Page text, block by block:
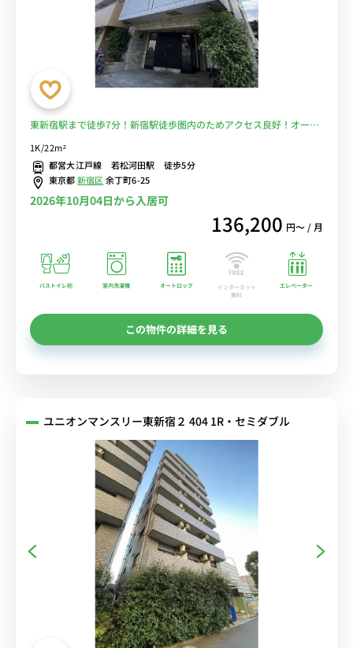
東新宿駅まで徒歩7分！新宿駅徒歩圏内のためアクセス良好！オート
Wi-Fi格安レンタル中！
1K/22m²
都営大江戸線 若松河田駅 徒歩5分
東京都新宿区余丁町6-25
2026年10月04日から入居可
136,200 円〜 / 月
バストイレ別 室内洗濯機 オートロック
インターネット
無料
エレベーター
この物件の詳細を見る
ユニオンマンスリー東新宿２ 404 1R・セミダブル